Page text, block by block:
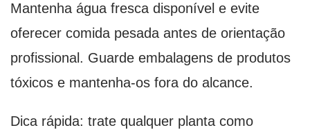
Mantenha água fresca disponível e evite
oferecer comida pesada antes de orientação
profissional. Guarde embalagens de produtos
tóxicos e mantenha-os fora do alcance.
Dica rápida: trate qualquer planta como